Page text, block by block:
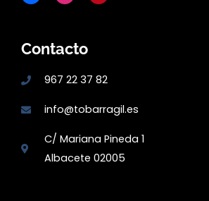
Contacto
967 22 37 82
info@tobarragil.es
C/ Mariana Pineda 1
Albacete 02005